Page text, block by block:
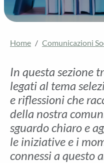
Home Comunicazioni
In questa sezione
legati al tema
e riflessioni che
della nostra
sguardo chiaro e
le iniziative e i
connessi a questo